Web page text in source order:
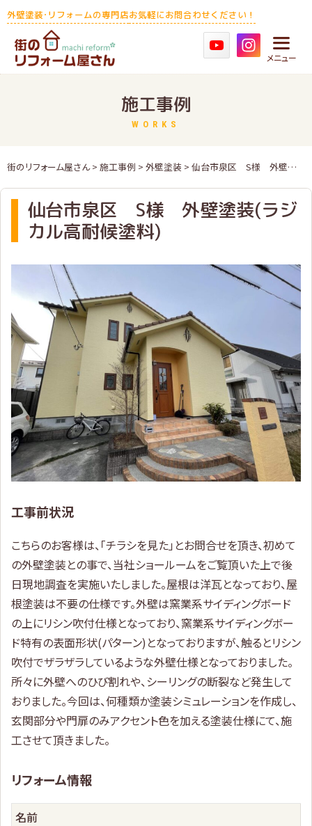
Skip
to
content
外壁塗装･リフォームの専門店お気軽にお問合わせください！
メニュー
施工事例
WORKS
街のリフォーム屋さん> 施工事例 > 外壁塗装 > 仙台市泉区 S様 外壁塗装(ラジカル高耐候塗料)
仙台市泉区 S様 外壁塗装(ラジ
カル高耐候塗料)
工事前状況
こちらのお客様は、「チラシを見た」とお問合せを頂き、初めて
の外壁塗装との事で、当社ショールームをご覧頂いた上で後
日現地調査を実施いたしました。屋根は洋瓦となっており、屋
根塗装は不要の仕様です。外壁は窯業系サイディングボード
の上にリシン吹付仕様となっており、窯業系サイディングボー
ド特有の表面形状(パターン)となっておりますが、触るとリシン
吹付でザラザラしているような外壁仕様となっておりました。
所々に外壁へのひび割れや、シーリングの断裂など発生して
おりました。今回は、何種類か塗装シミュレーションを作成し、
玄関部分や門扉のみアクセント色を加える塗装仕様にて、施
工させて頂きました。
リフォーム情報
名前